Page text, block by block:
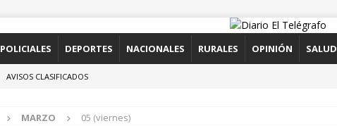
POLICIALES DEPORTES NACIONALES RURALES OPINIÓN SALUD
AVISOS CLASIFICADOS
MARZO 05 (viernes)